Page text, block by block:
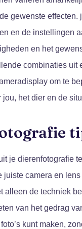
gewenste effecten.
en de instellingen
en het
combinaties uit
om te
jou, het dier en de
je dierenfotografie
juiste camera en
alleen de techniek
van het gedrag
kunt maken,